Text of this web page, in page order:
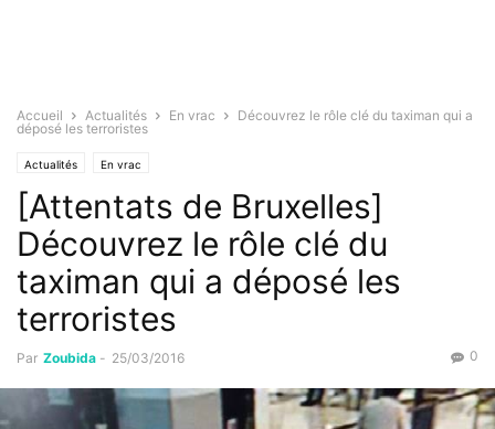
Accueil Actualités En vrac
Découvrez le rôle clé du taximan qui a
déposé les terroristes
Actualités En vrac
[Attentats de Bruxelles]
Découvrez le rôle clé du
taximan qui a déposé les
terroristes
Par Zoubida - 25/03/2016 0